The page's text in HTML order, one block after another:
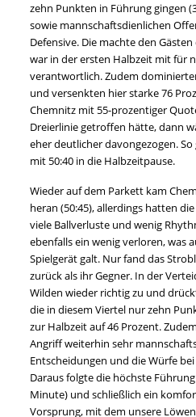
zehn Punkten in Führung gingen
sowie mannschaftsdienlichen
Defensive. Die machte den
war in der ersten Halbzeit mit für
verantwortlich. Zudem
und versenkten hier starke 76
Chemnitz mit 55-prozentiger
Dreierlinie getroffen hätte, dann
eher deutlicher davongezogen.
mit 50:40 in die Halbzeitpause.
Wieder auf dem Parkett kam
heran (50:45), allerdings hatten
viele Ballverluste und wenig
ebenfalls ein wenig verloren, was
Spielgerät galt. Nur fand das
zurück als ihr Gegner. In der
Wilden wieder richtig zu und
die in diesem Viertel nur zehn
zur Halbzeit auf 46 Prozent.
Angriff weiterhin sehr
Entscheidungen und die Würfe
Daraus folgte die höchste
Minute) und schließlich ein
Vorsprung, mit dem unsere